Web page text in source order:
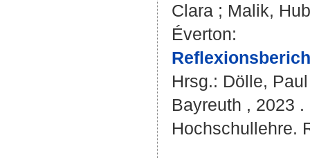
Clara ; Malik,
Éverton:
Hrsg.: Dölle, Paul
Bayreuth , 2023
Hochschullehre.